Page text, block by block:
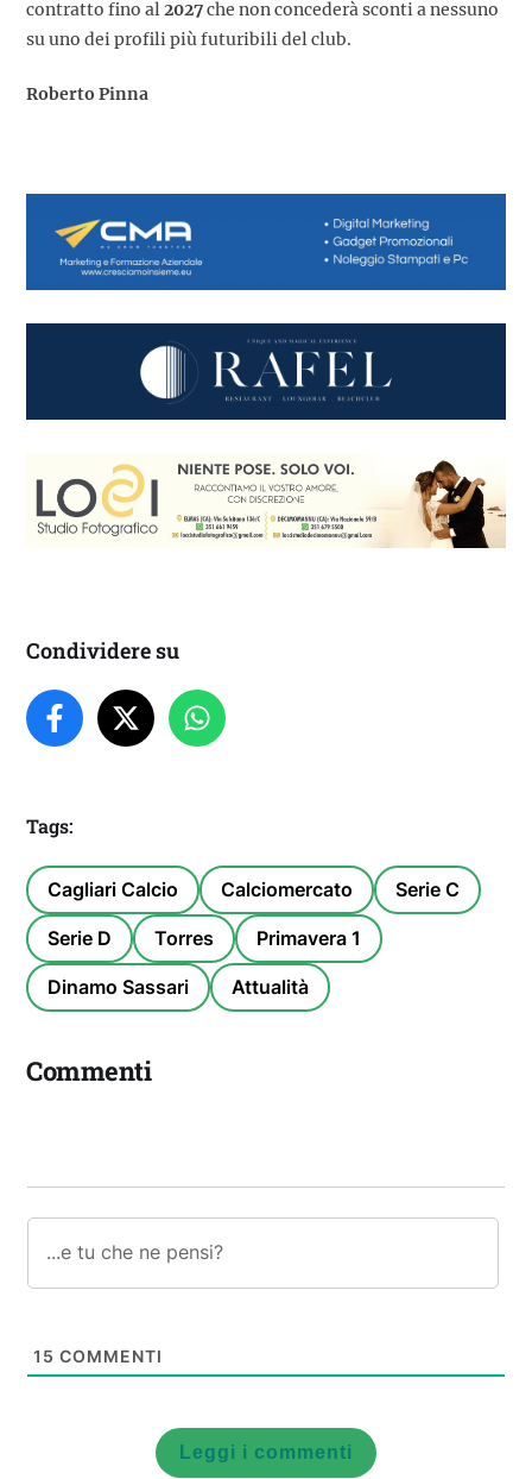
contratto fino al2027che non concederà sconti a nessuno
su uno dei profili più futuribili del club.
Roberto Pinna
Condividere su
Tags:
Cagliari Calcio Calciomercato Serie C
Serie D Torres Primavera 1
Dinamo Sassari Attualità
Commenti
15 COMMENTI
Leggi i commenti